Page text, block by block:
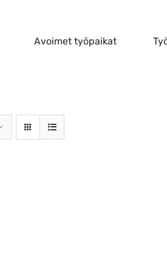
Avoimet työpaikat